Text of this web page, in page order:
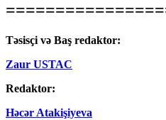
Təsisçi və Baş redaktor:
Zaur USTAC
Redaktor:
Həcər Atakişiyeva